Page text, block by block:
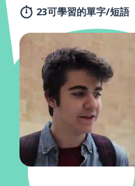
23可學習的單字/短語